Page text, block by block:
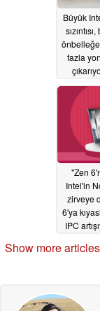
Büyük
fazla
"Zen
Intel'in
zirveye
6'ya
IPC
Show more articles